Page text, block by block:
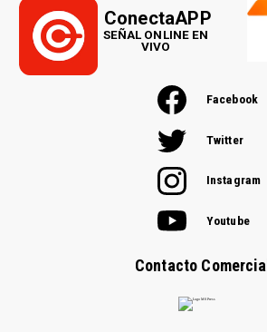
Facebook
Twitter
Instagram
Youtube
Contacto Comercial
ConectaAPP
SEÑAL ONLINE EN
VIVO